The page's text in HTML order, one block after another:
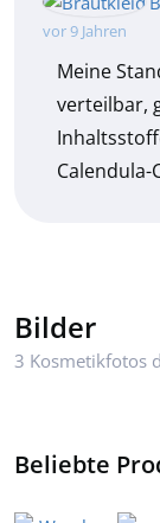
vor 9 Jahren
Meine
verteilbar,
Calendula-
Bilder
3 Kosmetikfotos
Beliebte